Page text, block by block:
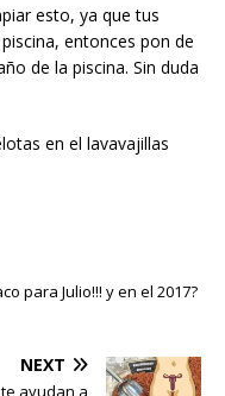
esto, ya que tus
entonces pon de
de la piscina. Sin duda
en el lavavajillas
para Julio!!! y en el 2017?
NEXT
ayudan a